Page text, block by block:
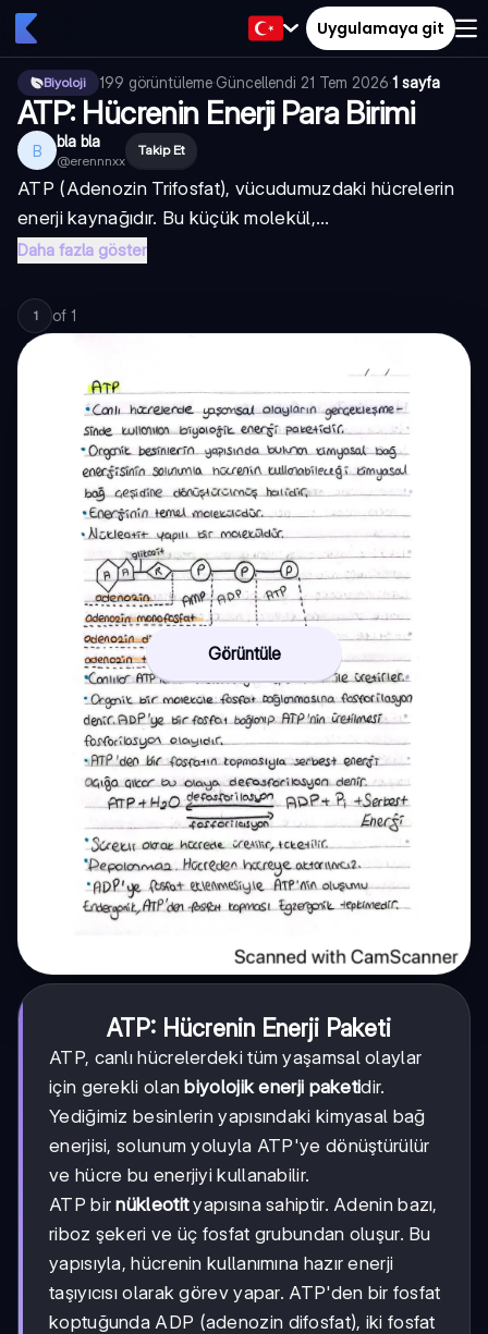
Uygulamaya git
Biyoloji 199 görüntüleme·Güncellendi 21 Tem 2026·1 sayfa
ATP: Hücrenin Enerji Para Birimi
B bla bla
@erennnxx
Takip Et
ATP (Adenozin Trifosfat), vücudumuzdaki hücrelerin
enerji kaynağıdır. Bu küçük molekül,...
Daha fazla göster
1 of 1
Görüntüle
ATP: Hücrenin Enerji Paketi
ATP, canlı hücrelerdeki tüm yaşamsal olaylar
için gerekli olanbiyolojik enerji paketidir.
Yediğimiz besinlerin yapısındaki kimyasal bağ
enerjisi, solunum yoluyla ATP'ye dönüştürülür
ve hücre bu enerjiyi kullanabilir.
ATP birnükleotityapısına sahiptir. Adenin bazı,
riboz şekeri ve üç fosfat grubundan oluşur. Bu
yapısıyla, hücrenin kullanımına hazır enerji
taşıyıcısı olarak görev yapar. ATP'den bir fosfat
koptuğunda ADP (adenozin difosfat), iki fosfat